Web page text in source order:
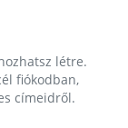
létre.
fiókodban,
címeidről.